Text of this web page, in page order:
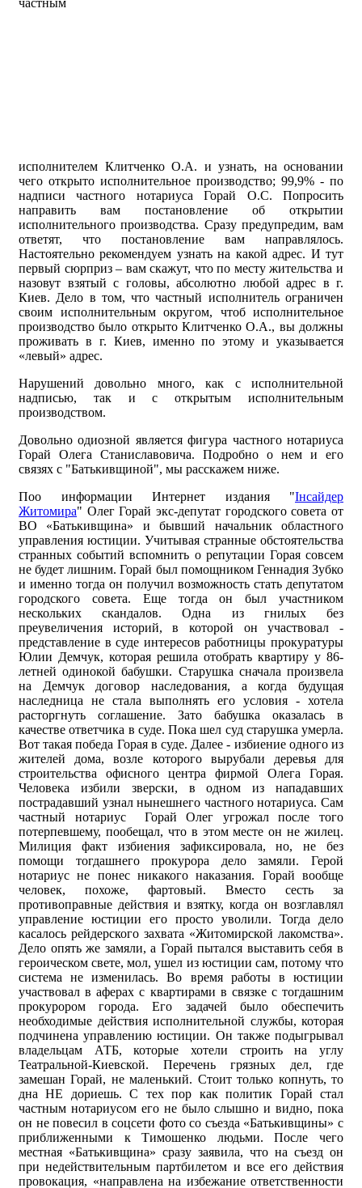
исполнителем Клитченко О.А. и узнать, на основании
чего открыто исполнительное производство; 99,9% - по
надписи частного нотариуса Горай О.С. Попросить
направить вам постановление об открытии
исполнительного производства. Сразу предупредим, вам
ответят, что постановление вам направлялось.
Настоятельно рекомендуем узнать на какой адрес. И тут
первый сюрприз – вам скажут, что по месту жительства и
назовут взятый с головы, абсолютно любой адрес в г.
Киев. Дело в том, что частный исполнитель ограничен
своим исполнительным округом, чтоб исполнительное
производство было открыто Клитченко О.А., вы должны
проживать в г. Киев, именно по этому и указывается
«левый» адрес.
Нарушений довольно много, как с исполнительной
надписью, так и с открытым исполнительным
производством.
Довольно одиозной является фигура частного нотариуса
Горай Олега Станиславовича. Подробно о нем и его
связях с "Батькивщиной", мы расскажем ниже.
Поо информации Интернет издания "Інсайдер
Житомира" Олег Горай экс-депутат городского совета от
ВО «Батькивщина» и бывший начальник областного
управления юстиции. Учитывая странные обстоятельства
странных событий вспомнить о репутации Горая совсем
не будет лишним. Горай был помощником Геннадия Зубко
и именно тогда он получил возможность стать депутатом
городского совета. Еще тогда он был участником
нескольких скандалов. Одна из гнилых без
преувеличения историй, в которой он участвовал -
представление в суде интересов работницы прокуратуры
Юлии Демчук, которая решила отобрать квартиру у 86-
летней одинокой бабушки. Старушка сначала произвела
на Демчук договор наследования, а когда будущая
наследница не стала выполнять его условия - хотела
расторгнуть соглашение. Зато бабушка оказалась в
качестве ответчика в суде. Пока шел суд старушка умерла.
Вот такая победа Горая в суде. Далее - избиение одного из
жителей дома, возле которого вырубали деревья для
строительства офисного центра фирмой Олега Горая.
Человека избили зверски, в одном из нападавших
пострадавший узнал нынешнего частного нотариуса. Сам
частный нотариус Горай Олег угрожал после того
потерпевшему, пообещал, что в этом месте он не жилец.
Милиция факт избиения зафиксировала, но, не без
помощи тогдашнего прокурора дело замяли. Герой
нотариус не понес никакого наказания. Горай вообще
человек, похоже, фартовый. Вместо сесть за
противоправные действия и взятку, когда он возглавлял
управление юстиции его просто уволили. Тогда дело
касалось рейдерского захвата «Житомирской лакомства».
Дело опять же замяли, а Горай пытался выставить себя в
героическом свете, мол, ушел из юстиции сам, потому что
система не изменилась. Во время работы в юстиции
участвовал в аферах с квартирами в связке с тогдашним
прокурором города. Его задачей было обеспечить
необходимые действия исполнительной службы, которая
подчинена управлению юстиции. Он также подыгрывал
владельцам АТБ, которые хотели строить на углу
Театральной-Киевской. Перечень грязных дел, где
замешан Горай, не маленький. Стоит только копнуть, то
дна НЕ дориешь. С тех пор как политик Горай стал
частным нотариусом его не было слышно и видно, пока
он не повесил в соцсети фото со съезда «Батькивщины» с
приближенными к Тимошенко людьми. После чего
местная «Батькивщина» сразу заявила, что на съезд он
при недействительным партбилетом и все его действия
провокация, «направлена ​​на избежание ответственности